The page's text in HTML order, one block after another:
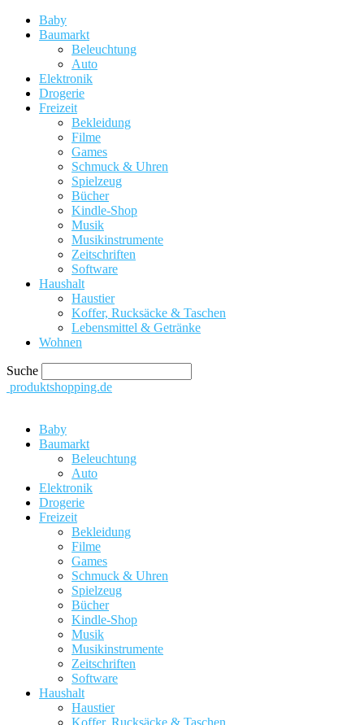
Baby
Baumarkt
Beleuchtung
Auto
Elektronik
Drogerie
Freizeit
Bekleidung
Filme
Games
Schmuck & Uhren
Spielzeug
Bücher
Kindle-Shop
Musik
Musikinstrumente
Zeitschriften
Software
Haushalt
Haustier
Koffer, Rucksäcke & Taschen
Lebensmittel & Getränke
Wohnen
Suche
produktshopping.de
Baby
Baumarkt
Beleuchtung
Auto
Elektronik
Drogerie
Freizeit
Bekleidung
Filme
Games
Schmuck & Uhren
Spielzeug
Bücher
Kindle-Shop
Musik
Musikinstrumente
Zeitschriften
Software
Haushalt
Haustier
Koffer, Rucksäcke & Taschen